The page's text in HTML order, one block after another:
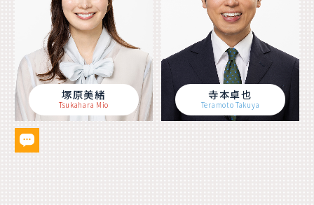
塚原美緒
Tsukahara Mio
寺本卓也
Teramoto Takuya